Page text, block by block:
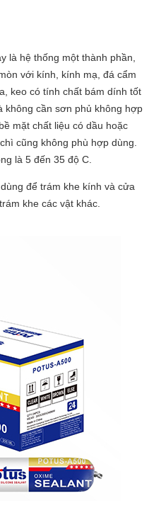
là hệ thống một thành phần,
với kính, kính mạ, đá cẩm
keo có tính chất bám dính tốt
không cần sơn phủ không hợp
mặt chất liệu có dầu hoặc
cũng không phù hợp dùng.
là 5 đến 35 độ C.
để trám khe kính và cửa
khe các vật khác.